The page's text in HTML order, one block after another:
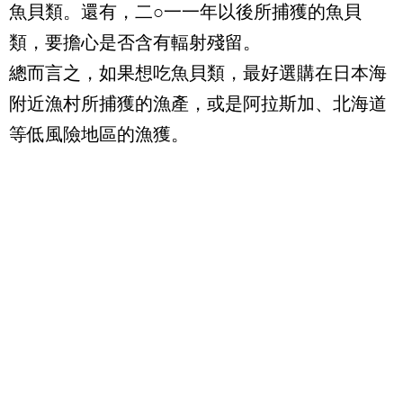
魚貝類。還有，二○一一年以後所捕獲的魚貝
類，要擔心是否含有輻射殘留。
總而言之，如果想吃魚貝類，最好選購在日本海
附近漁村所捕獲的漁產，或是阿拉斯加、北海道
等低風險地區的漁獲。